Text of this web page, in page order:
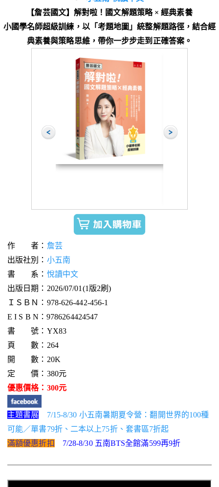
【詹芸國文】解對啦！國文解題策略 × 經典素養
小國學名師超級訓練，以「考題地圖」統整解題路徑，結合經
典素養與策略思維，帶你一步步走到正確答案。
作 者： 詹芸
出版社別： 小五南
書 系： 悅讀中文
出版日期：2026/07/01(1版2刷)
ＩＳＢＮ：978-626-442-456-1
E I S B N：9786264424547
書 號：YX83
頁 數：264
開 數：20K
定 價：380元
優惠價格：300元
主題書展
7/15-8/30 小五南暑期夏令營：翻開世界的100種
可能／單書79折、二本以上75折、套書區7折起
滿額優惠折扣
7/28-8/30 五南BTS全館滿599再9折